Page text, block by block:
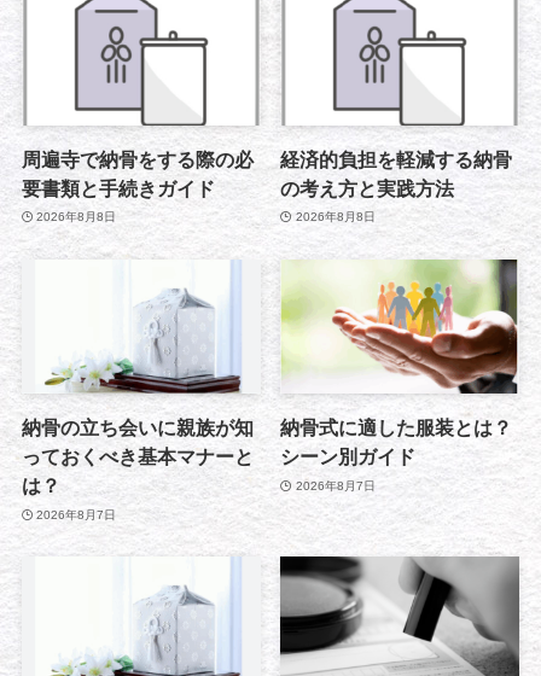
周遍寺で納骨をする際の必
要書類と手続きガイド
2026年8月8日
経済的負担を軽減する納骨
の考え方と実践方法
2026年8月8日
納骨の立ち会いに親族が知
っておくべき基本マナーと
は？
2026年8月7日
納骨式に適した服装とは？
シーン別ガイド
2026年8月7日